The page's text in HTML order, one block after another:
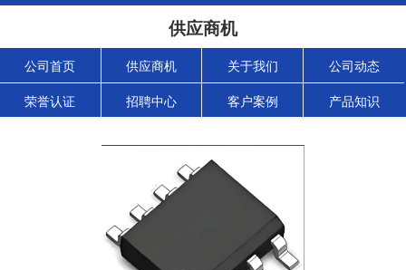
供应商机
公司首页 供应商机 关于我们 公司动态
荣誉认证 招聘中心 客户案例 产品知识